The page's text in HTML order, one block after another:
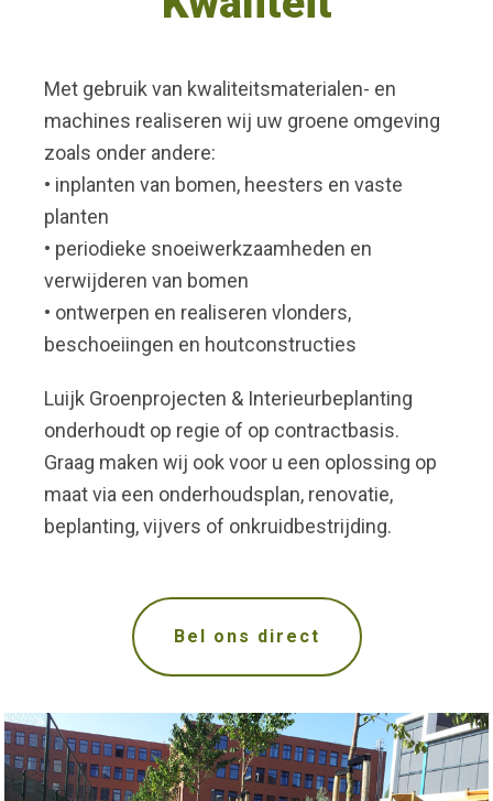
Met gebruik van kwaliteitsmaterialen- en
machines realiseren wij uw groene omgeving
zoals onder andere:
• inplanten van bomen, heesters en vaste
planten
• periodieke snoeiwerkzaamheden en
verwijderen van bomen
• ontwerpen en realiseren vlonders,
beschoeiingen en houtconstructies
Luijk Groenprojecten & Interieurbeplanting
onderhoudt op regie of op contractbasis.
Graag maken wij ook voor u een oplossing op
maat via een onderhoudsplan, renovatie,
beplanting, vijvers of onkruidbestrijding.
Bel ons direct